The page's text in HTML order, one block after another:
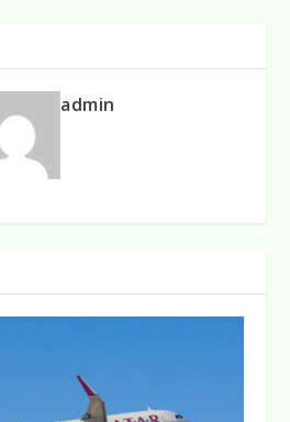
admin